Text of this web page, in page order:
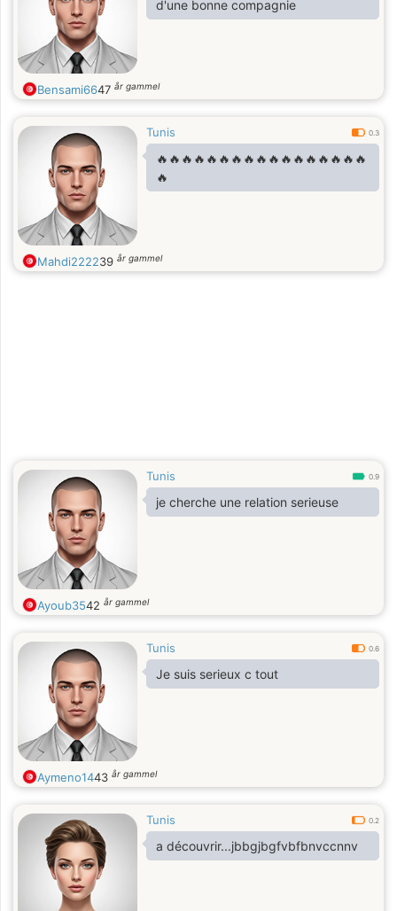
d'une bonne compagnie
Bensami6647 år gammel
Tunis 0.3
🔥🔥🔥🔥🔥🔥🔥🔥🔥🔥🔥🔥🔥🔥🔥🔥🔥
🔥
Mahdi222239 år gammel
Tunis 0.9
je cherche une relation serieuse
Ayoub3542 år gammel
Tunis 0.6
Je suis serieux c tout
Aymeno1443 år gammel
Tunis 0.2
a découvrir...jbbgjbgfvbfbnvccnnv